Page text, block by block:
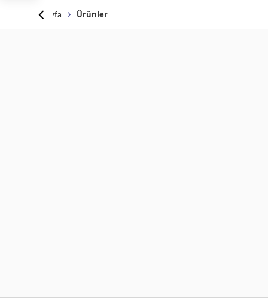
Anasayfa Ürünler